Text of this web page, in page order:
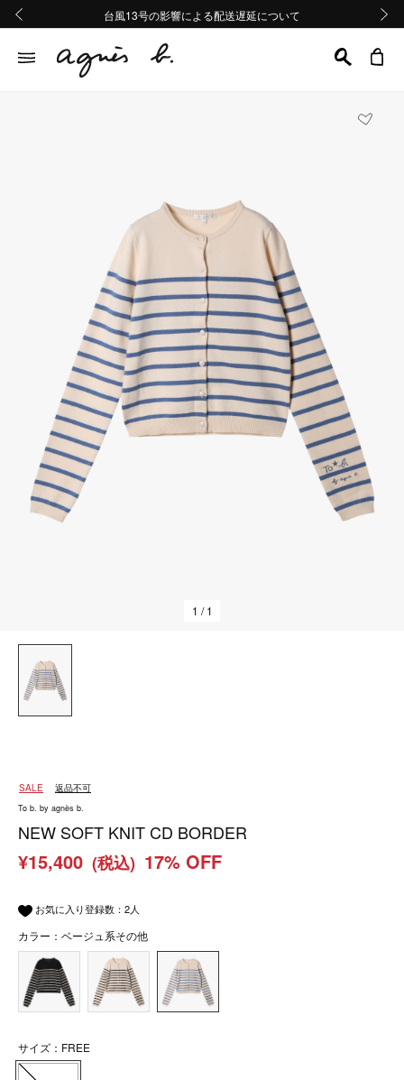
熊本地域地震の影響による配送遅延について
Summer Sale 2buy10%OFF!!
台風13号の影響による配送遅延について
熊本地域地震の影響による配送遅延について
Summer Sale 2buy10%OFF!!
1 / 1
SALE 返品不可
To b. by agnès b.
NEW SOFT KNIT CD BORDER
¥15,400 (税込) 17% OFF
お気に入り登録数： 2人
カラー：ベージュ系その他
サイズ：FREE